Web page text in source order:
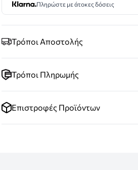
Πληρώστε με άτοκες δόσεις
Τρόποι Αποστολής
Τρόποι Πληρωμής
Επιστροφές Προϊόντων